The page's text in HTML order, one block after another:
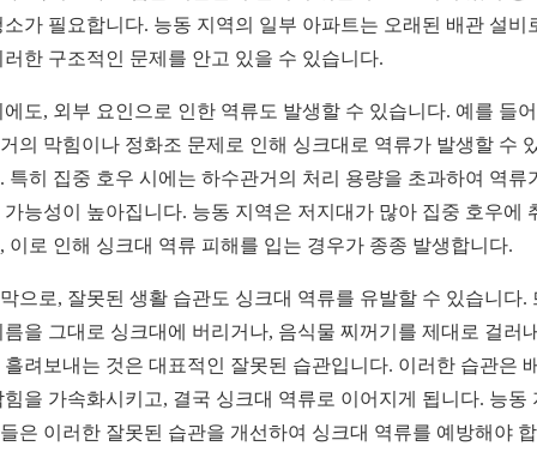
소가 필요합니다. 능동 지역의 일부 아파트는 오래된 배관 설비
러한 구조적인 문제를 안고 있을 수 있습니다.
에도, 외부 요인으로 인한 역류도 발생할 수 있습니다. 예를 들
의 막힘이나 정화조 문제로 인해 싱크대로 역류가 발생할 수
특히 집중 호우 시에는 하수관거의 처리 용량을 초과하여 역류
가능성이 높아집니다. 능동 지역은 저지대가 많아 집중 호우에
이로 인해 싱크대 역류 피해를 입는 경우가 종종 발생합니다.
으로, 잘못된 생활 습관도 싱크대 역류를 유발할 수 있습니다.
름을 그대로 싱크대에 버리거나, 음식물 찌꺼기를 제대로 걸러
흘려보내는 것은 대표적인 잘못된 습관입니다. 이러한 습관은
힘을 가속화시키고, 결국 싱크대 역류로 이어지게 됩니다. 능동
은 이러한 잘못된 습관을 개선하여 싱크대 역류를 예방해야